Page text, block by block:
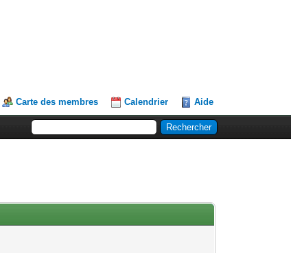
Carte des membres Calendrier Aide